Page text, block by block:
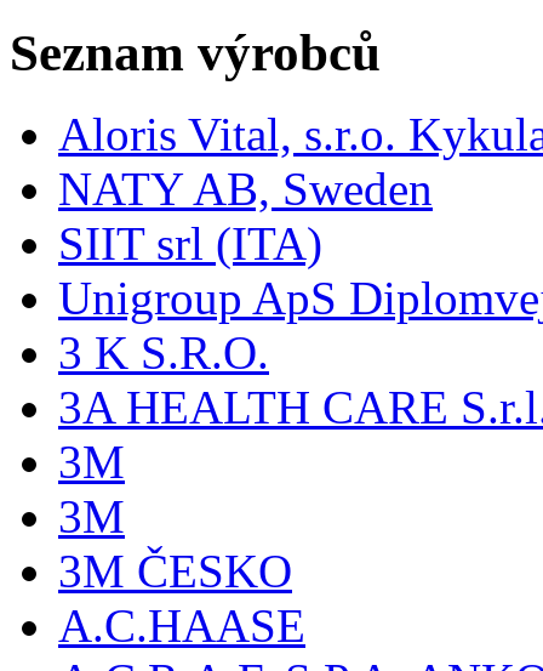
Seznam výrobců
Aloris Vital, s.r.o.
NATY AB, Sweden
SIIT srl (ITA)
Unigroup ApS
3 K S.R.O.
3A HEALTH CARE
3M
3M
3M ČESKO
A.C.HAASE